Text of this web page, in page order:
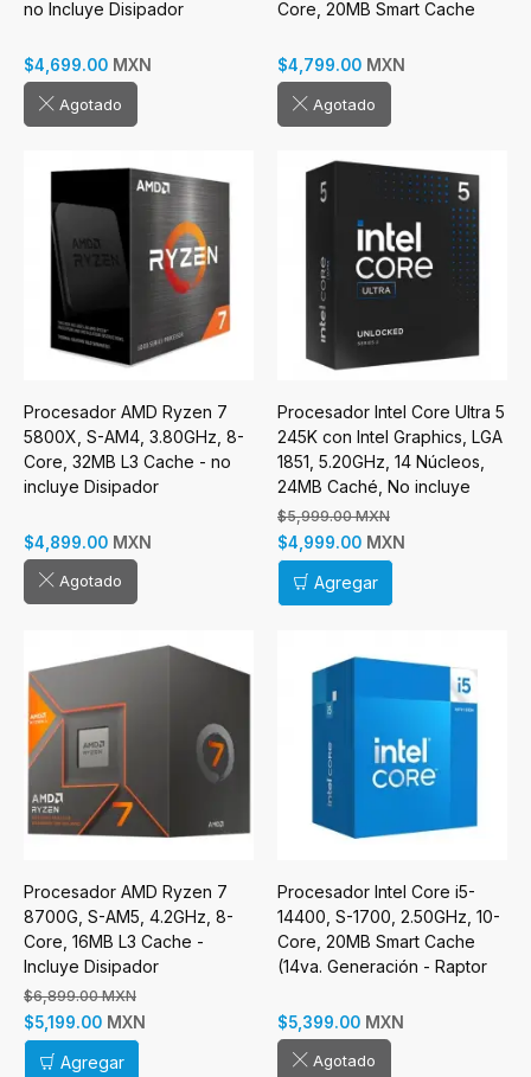
no Incluye Disipador
$4,699.00 MXN
Agotado
Core, 20MB Smart Cache
Lake)
$4,799.00 MXN
Agotado
Procesador AMD Ryzen 7
5800X, S-AM4, 3.80GHz, 8-
Core, 32MB L3 Cache - no
incluye Disipador
$4,899.00 MXN
Agotado
Procesador Intel Core Ultra 5
245K con Intel Graphics, LGA
1851, 5.20GHz, 14 Núcleos,
24MB Caché, No incluye
Disipador - Ultra Series 2
Arrow Lake
$5,999.00 MXN
$4,999.00 MXN
Agregar
Procesador AMD Ryzen 7
8700G, S-AM5, 4.2GHz, 8-
Core, 16MB L3 Cache -
Incluye Disipador
$6,899.00 MXN
$5,199.00 MXN
Agregar
Procesador Intel Core i5-
14400, S-1700, 2.50GHz, 10-
Core, 20MB Smart Cache
(14va. Generación - Raptor
$5,399.00 MXN
Agotado